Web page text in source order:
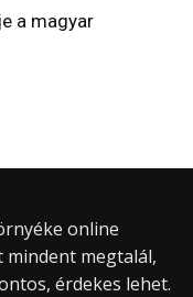
a magyar
online
megtalál,
érdekes lehet.